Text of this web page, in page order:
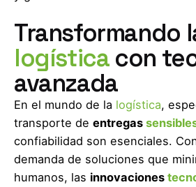
Transformando
logísticacon
avanzada
En el mundo de la logística,
transporte de entregas
confiabilidad son esenciales.
demanda de soluciones que
humanos, las innovaciones